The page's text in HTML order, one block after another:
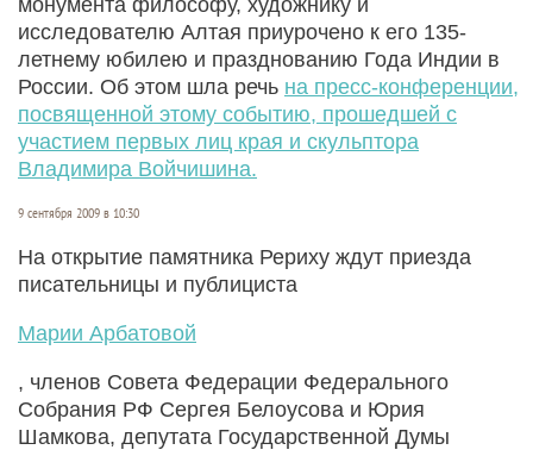
исследователю Алтая приурочено к его 135-
летнему юбилею и празднованию Года Индии в
России. Об этом шла речь на пресс-конференции,
посвященной этому событию, прошедшей с
участием первых лиц края и скульптора
Владимира Войчишина.
9 сентября 2009 в 10:30
На открытие памятника Рериху ждут приезда
писательницы и публициста
Марии Арбатовой
, членов Совета Федерации Федерального
Собрания РФ Сергея Белоусова и Юрия
Шамкова, депутата Государственной Думы